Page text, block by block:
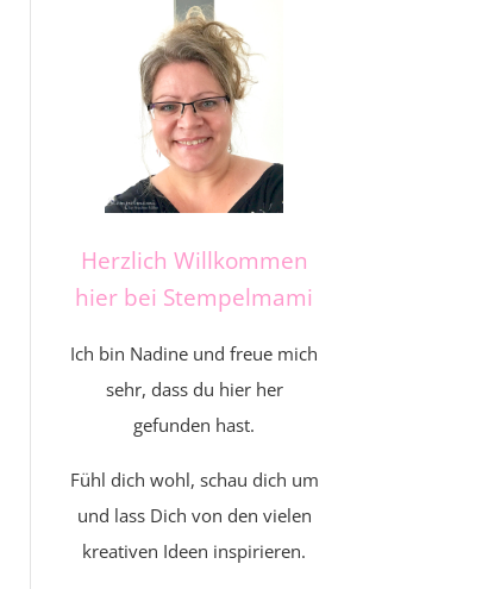
Herzlich Willkommen
hier bei Stempelmami
Ich bin Nadine und freue mich
sehr, dass du hier her
gefunden hast.
Fühl dich wohl, schau dich um
und lass Dich von den vielen
kreativen Ideen inspirieren.